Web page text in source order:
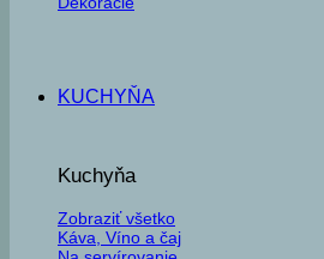
KUCHYŇA
Kuchyňa
Zobraziť všetko
Káva, Víno a čaj